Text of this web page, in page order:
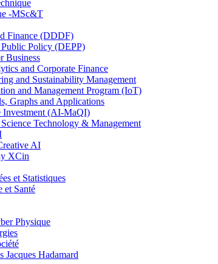
-MSc&T
Finance (DDDF)
Policy (DEPP)
Business
and Corporate Finance
and Sustainability Management
and Management Program (IoT)
Graphs and Applications
Investment (AI-MaQI)
Technology & Management
AI
XCin
et Statistiques
Santé
Physique
Hadamard